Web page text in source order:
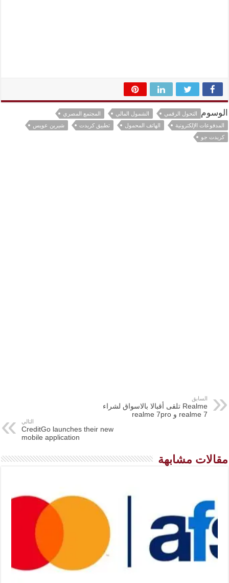
الوسوم التحول الرقمي الشمول المالي
المجتمع المصري
المدفوعات الإلكترونية
الهاتف المحمول تطبيق كريدت
شيرين عويس
كريدت جو
السابق
Realme تلقى أقبالا بالاسواق لشراء
realme 7 و realme 7pro
التالي
CreditGo launches their new
mobile application
مقالات مشابهة